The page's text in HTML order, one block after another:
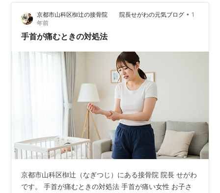
がとっても役立っています。 では、体をひねる時ってど
こが動いているの？って思いますよね。 実は腰の上にあ
る胸の骨（胸椎）や、股関節がほとんどの「ひねり」の
動きを担ってくれています。 だ…
京都市山科区椥辻の接骨院 院長せがわの元気ブログ • 1
年前
手首が痛むときの対処法
京都市山科区椥辻（なぎつじ）にある接骨院 院長 せがわ
です。 手首が痛むときの対処法 手首が痛い女性 お子さ